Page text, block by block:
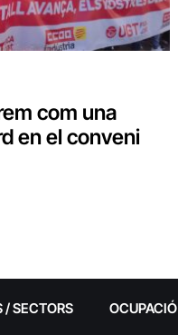
com una
en el conveni
/ SECTORS OCUPACIÓ